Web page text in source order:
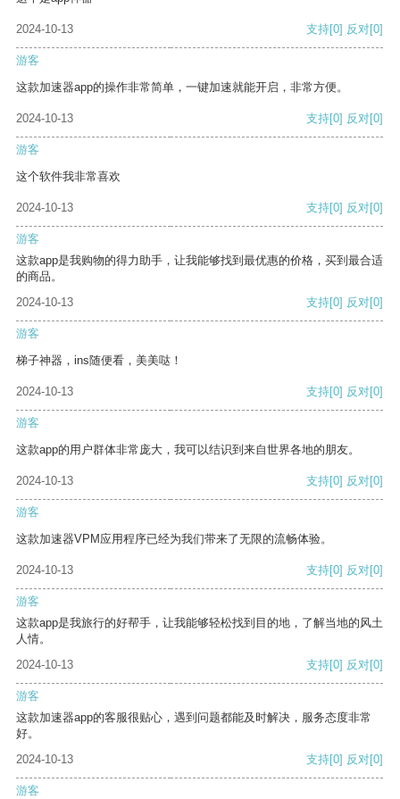
2024-10-13 支持[0] 反对[0]
游客
这款加速器app的操作非常简单，一键加速就能开启，非常方便。
2024-10-13 支持[0] 反对[0]
游客
这个软件我非常喜欢
2024-10-13 支持[0] 反对[0]
游客
这款app是我购物的得力助手，让我能够找到最优惠的价格，买到最合适
的商品。
2024-10-13
支持[0] 反对[0]
游客
梯子神器，ins随便看，美美哒！
2024-10-13 支持[0] 反对[0]
游客
这款app的用户群体非常庞大，我可以结识到来自世界各地的朋友。
2024-10-13 支持[0] 反对[0]
游客
这款加速器VPM应用程序已经为我们带来了无限的流畅体验。
2024-10-13 支持[0] 反对[0]
游客
这款app是我旅行的好帮手，让我能够轻松找到目的地，了解当地的风土
人情。
2024-10-13
支持[0] 反对[0]
游客
这款加速器app的客服很贴心，遇到问题都能及时解决，服务态度非常
好。
2024-10-13
支持[0] 反对[0]
游客